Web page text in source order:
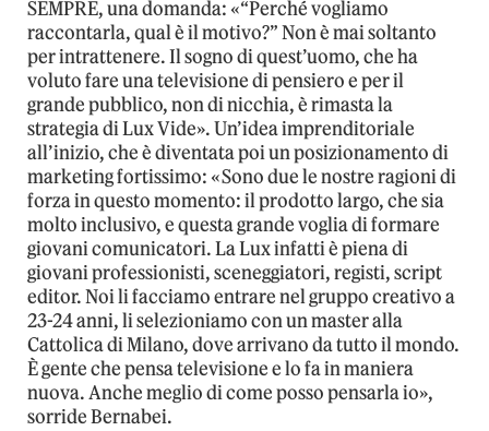
SEMPRE, una domanda: «“Perché vogliamo
raccontarla, qual è il motivo?” Non è mai soltanto
per intrattenere. Il sogno di quest’uomo, che ha
voluto fare una televisione di pensiero e per il
grande pubblico, non di nicchia, è rimasta la
strategia di Lux Vide». Un’idea imprenditoriale
all’inizio, che è diventata poi un posizionamento di
marketing fortissimo: «Sono due le nostre ragioni di
forza in questo momento: il prodotto largo, che sia
molto inclusivo, e questa grande voglia di formare
giovani comunicatori. La Lux infatti è piena di
giovani professionisti, sceneggiatori, registi, script
editor. Noi li facciamo entrare nel gruppo creativo a
23-24 anni, li selezioniamo con un master alla
Cattolica di Milano, dove arrivano da tutto il mondo.
È gente che pensa televisione e lo fa in maniera
nuova. Anche meglio di come posso pensarla io»,
sorride Bernabei.